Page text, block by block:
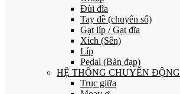
Đùi đĩa
Tay đề (chuyển số)
Gạt líp / Gạt đĩa
Xích (Sên)
Líp
Pedal (Bàn đạp)
HỆ THỐNG CHUYỂN ĐỘNG
Trục giữa